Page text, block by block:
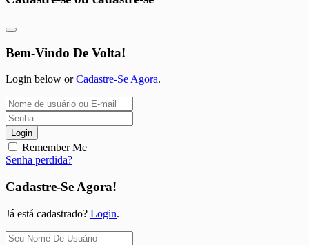
Bem-Vindo De Volta!
Login below orCadastre-Se Agora.
Login
Remember Me
Senha perdida?
Cadastre-Se Agora!
Já está cadastrado? Login.